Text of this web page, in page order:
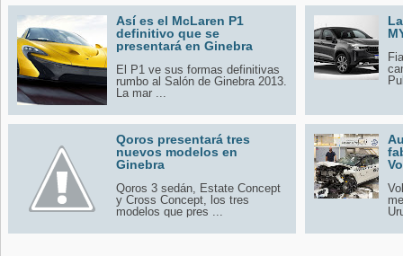
Así es el McLaren P1
definitivo que se
presentará en Ginebra
El P1 ve sus formas definitivas
rumbo al Salón de Ginebra 2013.
La mar ...
Qoros presentará tres
nuevos modelos en
Ginebra
Qoros 3 sedán, Estate Concept
y Cross Concept, los tres
modelos que pres ...